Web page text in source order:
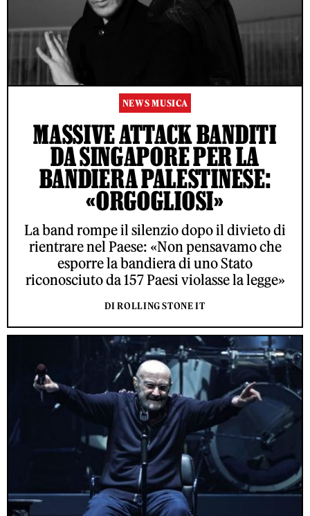
NEWS MUSICA
MASSIVE ATTACK BANDITI
DA SINGAPORE PER LA
BANDIERA PALESTINESE:
«ORGOGLIOSI»
La band rompe il silenzio dopo il divieto di
rientrare nel Paese: «Non pensavamo che
esporre la bandiera di uno Stato
riconosciuto da 157 Paesi violasse la legge»
DI ROLLING STONE IT